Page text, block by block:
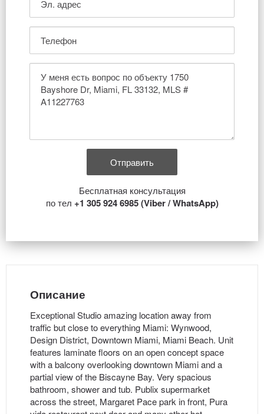
Бесплатная консультация
по тел +1 305 924 6985 (Viber / WhatsApp)
Описание
Exceptional Studio amazing location away from
traffic but close to everything Miami: Wynwood,
Design District, Downtown Miami, Miami Beach. Unit
features laminate floors on an open concept space
with a balcony overlooking downtown Miami and a
partial view of the Biscayne Bay. Very spacious
bathroom, shower and tub. Publix supermarket
across the street, Margaret Pace park in front, Pura